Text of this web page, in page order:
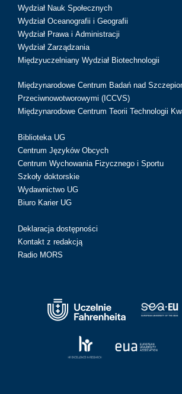
Wydział Nauk Społecznych
Wydział Oceanografii i Geografii
Wydział Prawa i Administracji
Wydział Zarządzania
Międzyuczelniany Wydział Biotechnologii
Międzynarodowe Centrum Badań nad
Przeciwnowotworowymi (ICCVS)
Międzynarodowe Centrum Teorii Technologii
Biblioteka UG
Centrum Języków Obcych
Centrum Wychowania Fizycznego i Sportu
Szkoły doktorskie
Wydawnictwo UG
Biuro Karier UG
Deklaracja dostępności
Kontakt z redakcją
Radio MORS